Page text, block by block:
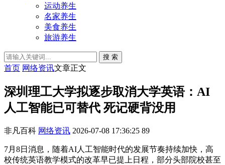
运动养生
名家养生
美食养生
旅游养生
搜 索
首页 网络资讯文章正文
深圳理工大学拟逐步取消大学英语：AI
人工智能已可替代 死记硬背没用
非凡百科 网络资讯 2026-07-08 17:36:25 89
7月8日消息，随着AI人工智能时代的发展节奏持续加快，高
校传统英语教学模式的改革早已提上日程，部分头部院校甚至